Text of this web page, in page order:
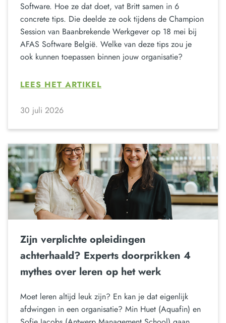
Software. Hoe ze dat doet, vat Britt samen in 6
concrete tips. Die deelde ze ook tijdens de Champion
Session van Baanbrekende Werkgever op 18 mei bij
AFAS Software België. Welke van deze tips zou je
ook kunnen toepassen binnen jouw organisatie?
LEES HET ARTIKEL
30 juli 2026
Zijn verplichte opleidingen
achterhaald? Experts doorprikken 4
mythes over leren op het werk
Moet leren altijd leuk zijn? En kan je dat eigenlijk
afdwingen in een organisatie? Min Huet (Aquafin) en